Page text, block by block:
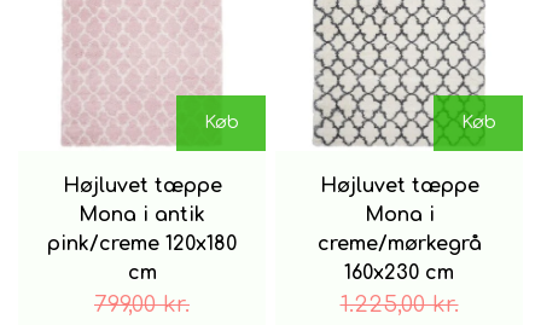
Køb
Højluvet tæppe
Mona i antik
pink/creme 120x180
cm
799,00 kr.
Køb
Højluvet tæppe
Mona i
creme/mørkegrå
160x230 cm
1.225,00 kr.